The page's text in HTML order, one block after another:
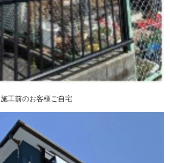
施工前のお客様ご自宅